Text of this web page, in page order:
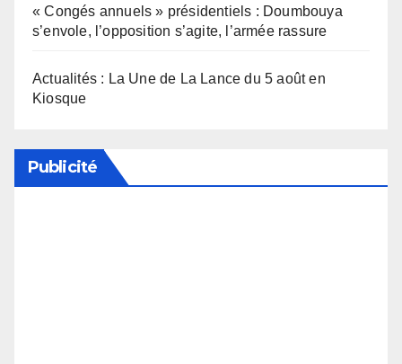
« Congés annuels » présidentiels : Doumbouya
s’envole, l’opposition s’agite, l’armée rassure
Actualités : La Une de La Lance du 5 août en
Kiosque
Publicité